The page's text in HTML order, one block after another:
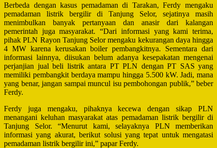
Berbeda dengan kasus pemadaman di Tarakan, Ferdy mengaku
pemadaman listrik bergilir di Tanjung Selor, sejatinya masih
menimbulkan banyak pertanyaan dan anasir dari kalangan
pemerintah juga masyarakat. “Dari informasi yang kami terima,
pihak PLN Rayon Tanjung Selor mengaku kekurangan daya hingga
4 MW karena kerusakan boiler pembangkitnya. Sementara dari
informasi lainnya, diisukan belum adanya kesepakatan mengenai
perjanjian jual beli listrik antara PT PLN dengan PT SAS yang
memiliki pembangkit berdaya mampu hingga 5.500 kW. Jadi, mana
yang benar, jangan sampai muncul isu pembohongan publik,” beber
Ferdy.
Ferdy juga mengaku, pihaknya kecewa dengan sikap PLN
menangani keluhan masyarakat atas pemadaman listrik bergilir di
Tanjung Selor. “Menurut kami, selayaknya PLN memberikan
informasi yang akurat, berikut solusi yang tepat untuk mengatasi
pemadaman listrik bergilir ini,” papar Ferdy.